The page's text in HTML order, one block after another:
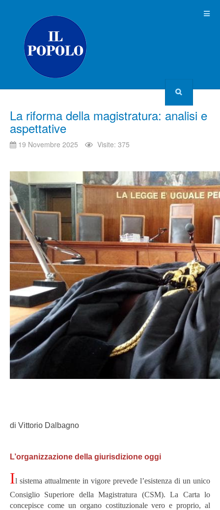
La riforma della magistratura: analisi e
aspettative
19 Novembre 2025 Visite: 375
di Vittorio Dalbagno
L’organizzazione della giurisdizione oggi
Il sistema attualmente in vigore prevede l’esistenza di un unico
Consiglio Superiore della Magistratura (CSM). La Carta lo
concepisce come un organo costituzionale vero e proprio, al